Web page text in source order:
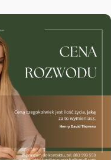
alimentów?
Gorzów